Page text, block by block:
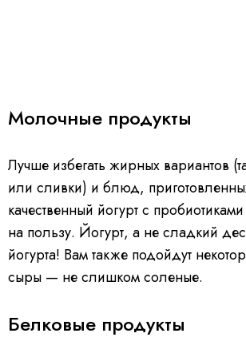
Молочные продукты
Лучше избегать жирных вариантов
или сливки) и блюд,
качественный йогурт с
на пользу. Йогурт, а не сладкий
йогурта! Вам также подойдут
сыры — не слишком соленые.
Белковые продукты